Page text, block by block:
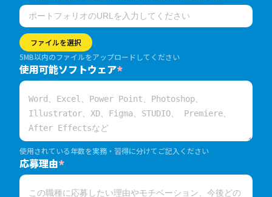
ファイルを選択
5MB以内のファイルをアップロードしてください
使用可能ソフトウェア*
使用されている年数を実務・習得に分けてご記入ください
応募理由*